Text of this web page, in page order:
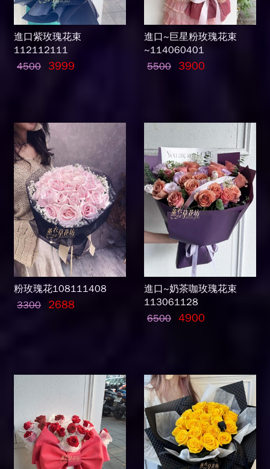
進口紫玫瑰花束
112112111
4500
3999
進口~巨星粉玫瑰花束
~114060401
5500 3900
粉玫瑰花108111408
3300
2688
進口~奶茶咖玫瑰花束
113061128
6500 4900